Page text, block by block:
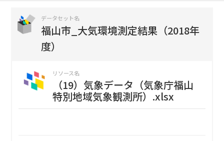
データセット名
福山市_大気環境測定結果（2018年
度）
リソース名
（19）気象データ（気象庁福山
特別地域気象観測所）.xlsx